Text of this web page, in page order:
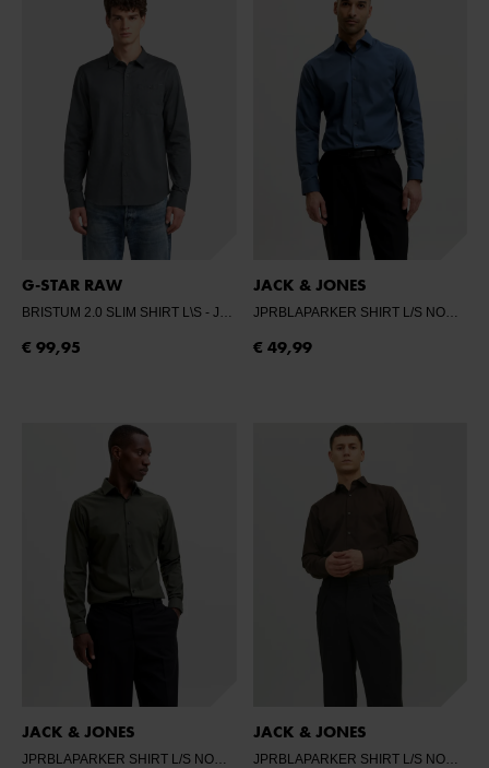
G-STAR RAW
BRISTUM 2.0 SLIM SHIRT L\S - J338 KEIAN/DK LEGION BLUE OXFORD
€ 99,95
JACK & JONES
JPRBLAPARKER SHIRT L/S NOOS
€ 49,99
JACK & JONES
- FOREST NIGHT/TWISTED
JACK & JONES
JPRBLAPARKER SHIRT L/S NOOS